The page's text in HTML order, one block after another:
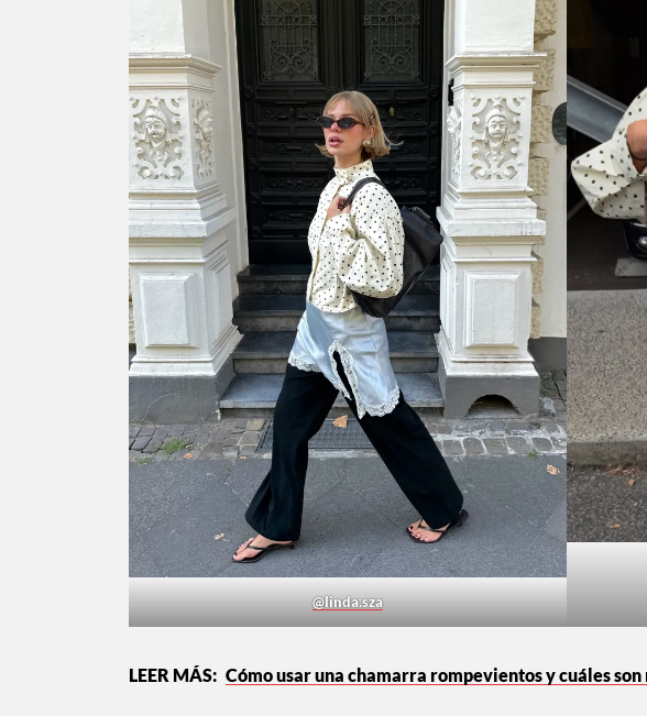
@linda.sza
Cómo usar una chamarra rompevientos y cuáles